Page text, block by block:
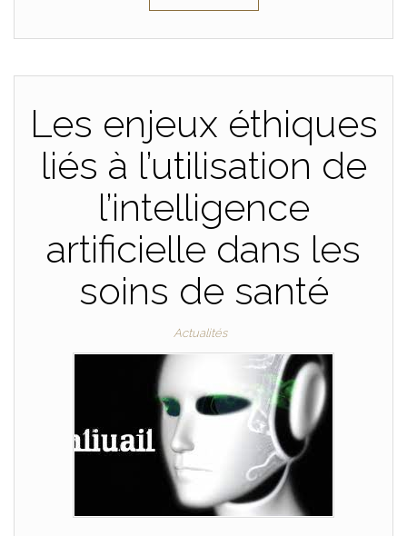
Les enjeux éthiques
liés à l’utilisation de
l’intelligence
artificielle dans les
soins de santé
Actualités